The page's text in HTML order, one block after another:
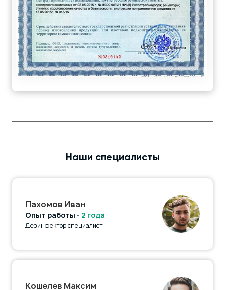
Наши специалисты
Пахомов Иван
Опыт работы - 2 года
Дезинфектор специалист
Кошелев Максим